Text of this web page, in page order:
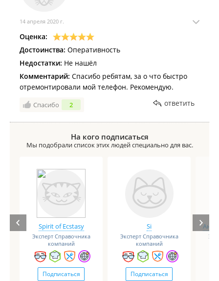
14 апреля 2020 г.
Оценка:
Достоинства: Оперативность
Недостатки: Не нашёл
Комментарий: Спасибо ребятам, за о что быстро
отремонтировали мой телефон. Рекомендую.
Спасибо 2 ответить
На кого подписаться
Мы подобрали список этих людей специально для вас.
Spirit of Ecstasy
Эксперт Справочника
компаний
Подписаться
Si
Эксперт Справочника
компаний
Подписаться